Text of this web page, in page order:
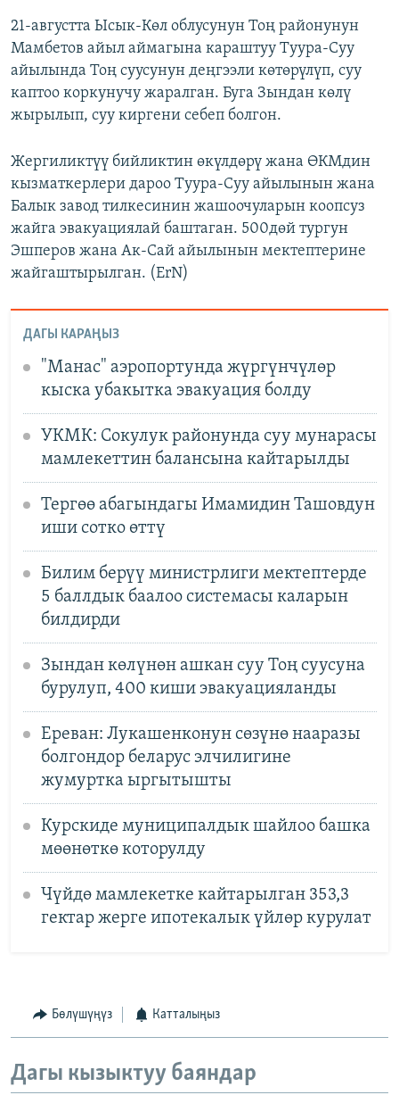
21-августта Ысык-Көл облусунун Тоң районунун
Мамбетов айыл аймагына караштуу Туура-Суу
айылында Тоң суусунун деңгээли көтөрүлүп, суу
каптоо коркунучу жаралган. Буга Зындан көлү
жырылып, суу киргени себеп болгон.
Жергиликтүү бийликтин өкүлдөрү жана ӨКМдин
кызматкерлери дароо Туура-Суу айылынын жана
Балык завод тилкесинин жашоочуларын коопсуз
жайга эвакуациялай баштаган. 500дөй тургун
Эшперов жана Ак-Сай айылынын мектептерине
жайгаштырылган. (ErN)
ДАГЫ КАРАҢЫЗ
"Манас" аэропортунда жүргүнчүлөр
кыска убакытка эвакуация болду
УКМК: Сокулук районунда суу мунарасы
мамлекеттин балансына кайтарылды
Тергөө абагындагы Имамидин Ташовдун
иши сотко өттү
Билим берүү министрлиги мектептерде
5 баллдык баалоо системасы каларын
билдирди
Зындан көлүнөн ашкан суу Тоң суусуна
бурулуп, 400 киши эвакуацияланды
Ереван: Лукашенконун сөзүнө нааразы
болгондор беларус элчилигине
жумуртка ыргытышты
Курскиде муниципалдык шайлоо башка
мөөнөткө которулду
Чүйдө мамлекетке кайтарылган 353,3
гектар жерге ипотекалык үйлөр курулат
Бөлүшүңүз Катталыңыз
Дагы кызыктуу баяндар